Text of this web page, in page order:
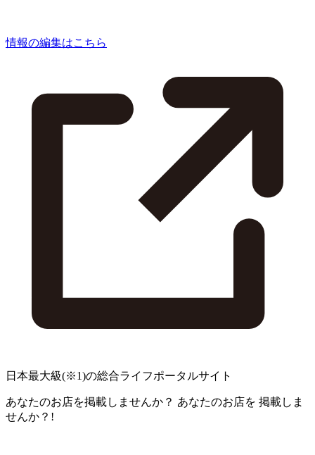
情報の編集はこちら
日本最大級(※1)の総合ライフポータルサイト
あなたのお店を掲載しませんか？ あなたのお店を 掲載しま
せんか？!